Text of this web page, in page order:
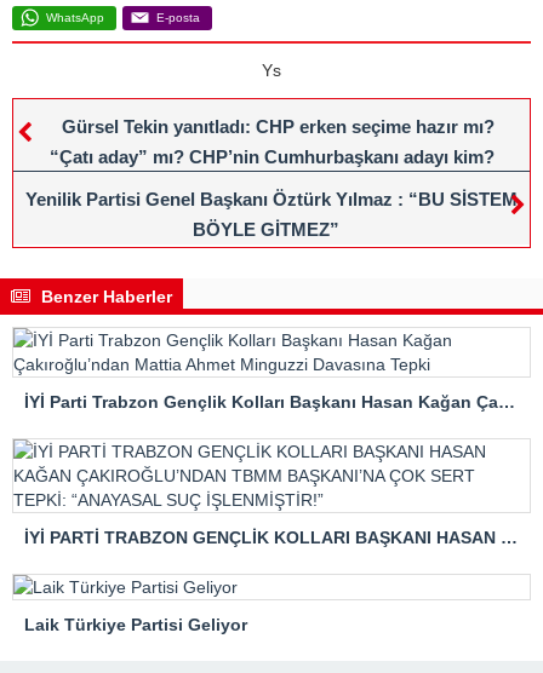
WhatsApp E-posta
Ys
Gürsel Tekin yanıtladı: CHP erken seçime hazır mı?
“Çatı aday” mı? CHP’nin Cumhurbaşkanı adayı kim?
Yenilik Partisi Genel Başkanı Öztürk Yılmaz : “BU SİSTEM
BÖYLE GİTMEZ”
Benzer Haberler
İYİ Parti Trabzon Gençlik Kolları Başkanı Hasan Kağan Çakıroğlu’ndan Mattia Ahmet Minguzzi Davasına Tepki
İYİ PARTİ TRABZON GENÇLİK KOLLARI BAŞKANI HASAN KAĞAN ÇAKIROĞLU’NDAN TBMM BAŞKANI’NA ÇOK SERT TEPKİ: “ANAYASAL SUÇ İŞLENMİŞTİR!”
Laik Türkiye Partisi Geliyor